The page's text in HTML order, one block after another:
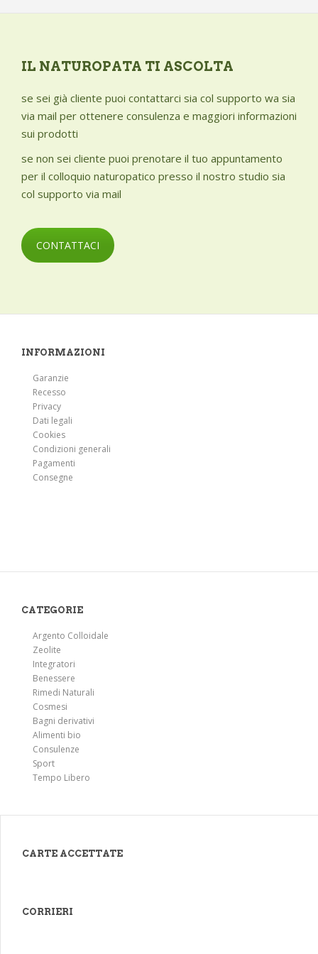
Weleda
Il Giardino dei Libri
Tabula Smaragdina
argan
Atena - I sani bio
CiboCrudo
Forlive
Probios
Menopausa - disturbi
Nervosismo e irritabilità
Occhi - problemi
Pelle secca
Polipi e cisti
Pressione bassa
Prostata - problemi
Ragadi
Reni - disturbi della funzionalità
Risvegli notturni
Scottature
Senescenza
Stomaco, acidità gastrite ulcera
Tensione emotiva
Testa, cefalea emicrania
Tiroide - disfunzioni
Tonsillite
Tosse
Trigliceridi alti
Udito, sordità
IL NATUROPATA TI ASCOLTA
se sei già cliente puoi contattarci sia col supporto wa sia
via mail per ottenere consulenza e maggiori informazioni
sui prodotti
se non sei cliente puoi prenotare il tuo appuntamento
per il colloquio naturopatico presso il nostro studio sia
col supporto via mail
CONTATTACI
INFORMAZIONI
Garanzie
Recesso
Privacy
Dati legali
Cookies
Condizioni generali
Pagamenti
Consegne
CATEGORIE
Argento Colloidale
Zeolite
Integratori
Benessere
Rimedi Naturali
Cosmesi
Bagni derivativi
Alimenti bio
Consulenze
Sport
Tempo Libero
CARTE ACCETTATE
CORRIERI